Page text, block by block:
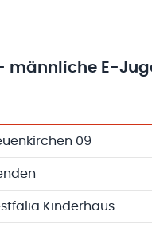
männliche E-
Spielen,
09
Kinderhaus